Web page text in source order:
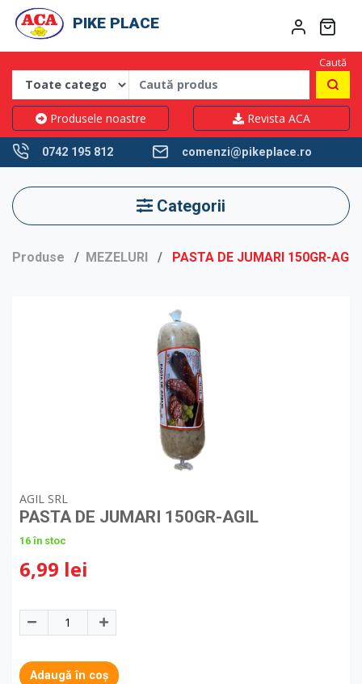
PIKE PLACE
Caută
Produsele noastre Revista ACA
0742 195 812 comenzi@pikeplace.ro
Categorii
Produse MEZELURI PASTA DE JUMARI 150GR-AGIL
AGIL SRL
PASTA DE JUMARI 150GR-AGIL
16 în stoc
6,99 lei
Adaugă în coș